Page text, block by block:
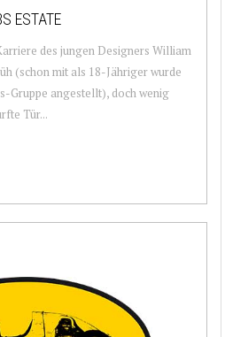
ESTATE
des jungen Designers William
(schon mit als 18-Jähriger wurde
Gruppe angestellt), doch wenig
Tür...